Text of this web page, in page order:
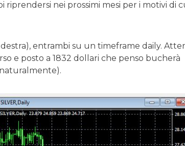
nei prossimi mesi per i motivi di
entrambi su un timeframe daily.
e posto a 1832 dollari che penso bucherà